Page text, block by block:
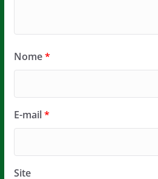
Nome*
E-mail*
Site